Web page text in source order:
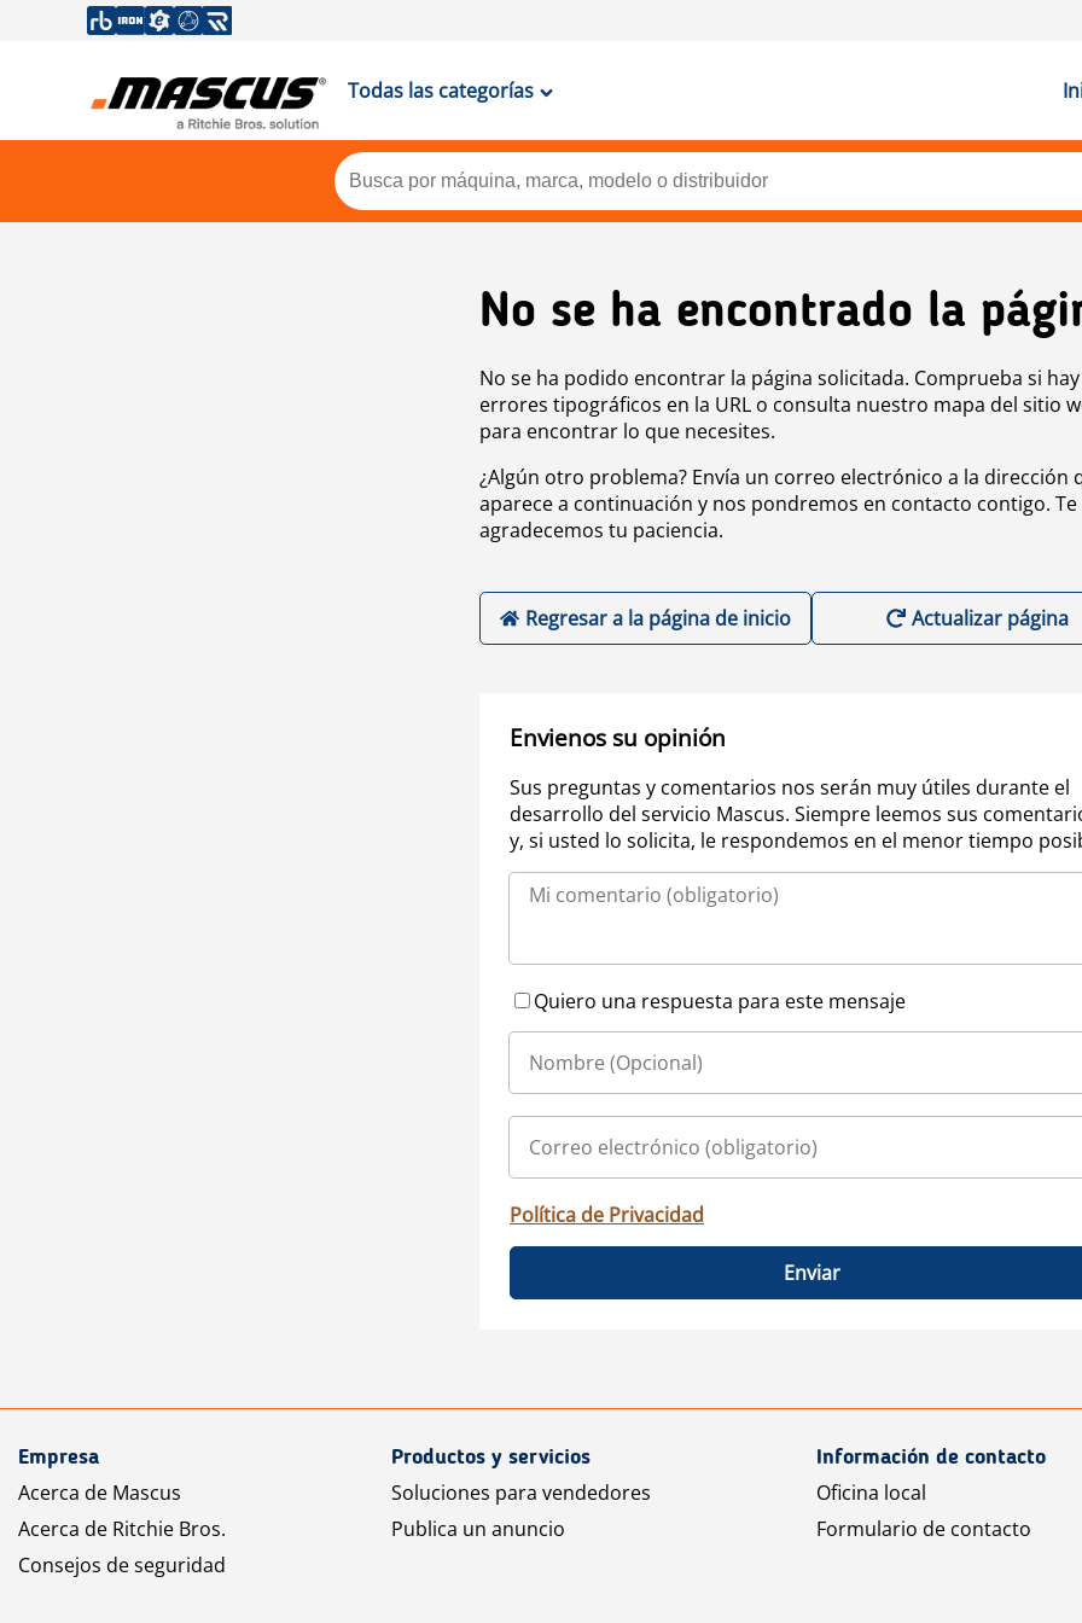
Todas las categorías
No se ha encontrado la
No se ha podido encontrar la página solicitada. Comprueba si hay
errores tipográficos en la URL o consulta nuestro mapa del sitio
para encontrar lo que necesites.
¿Algún otro problema? Envía un correo electrónico a la dirección
aparece a continuación y nos pondremos en contacto contigo. Te
agradecemos tu paciencia.
Regresar a la página de inicio Actualizar página
Envienos su opinión
Sus preguntas y comentarios nos serán muy útiles durante el
desarrollo del servicio Mascus. Siempre leemos sus
y, si usted lo solicita, le respondemos en el menor tiempo
Quiero una respuesta para este mensaje
Política de Privacidad
Enviar
Empresa
Acerca de Mascus
Acerca de Ritchie Bros.
Consejos de seguridad
Productos y servicios
Soluciones para vendedores
Publica un anuncio
Información de contacto
Oficina local
Formulario de contacto